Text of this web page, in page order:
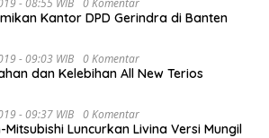
Kantor DPD Gerindra di Banten
- 09:03 WIB 0 Komentar
dan Kelebihan All New Terios
- 09:37 WIB 0 Komentar
Mitsubishi Luncurkan Livina Versi Mungil